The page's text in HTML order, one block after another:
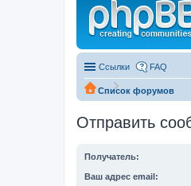
Ссылки FAQ
Список форумов
Отправить
Получатель:
Ваш адрес email: